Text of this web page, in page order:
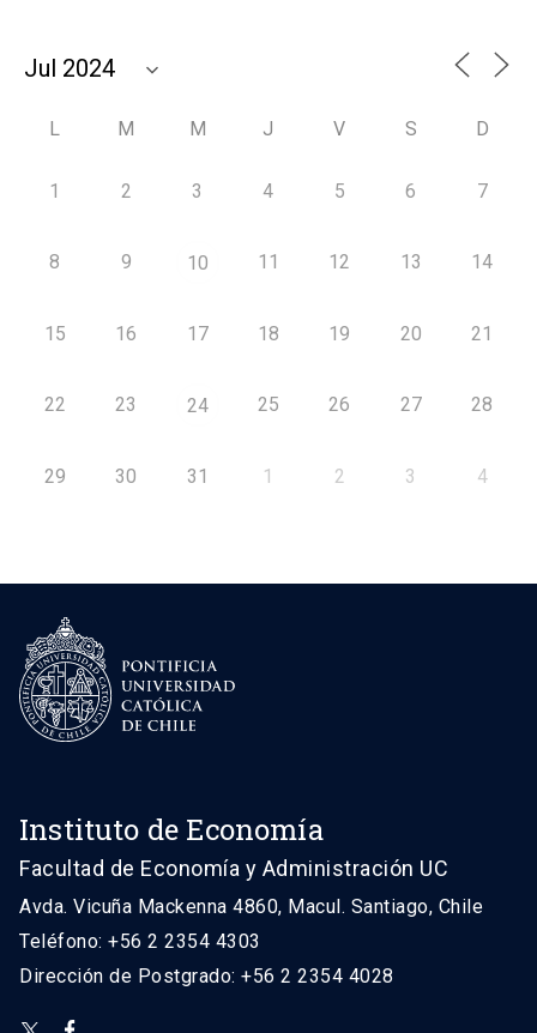
L M M J V S D
1 2 3 4 5 6 7
8 9 10 11 12 13 14
15 16 17 18 19 20 21
22 23 24 25 26 27 28
29 30 31 1 2 3 4
Instituto de Economía
Facultad de Economía y Administración UC
Avda. Vicuña Mackenna 4860, Macul. Santiago, Chile
Teléfono: +56 2 2354 4303
Dirección de Postgrado: +56 2 2354 4028